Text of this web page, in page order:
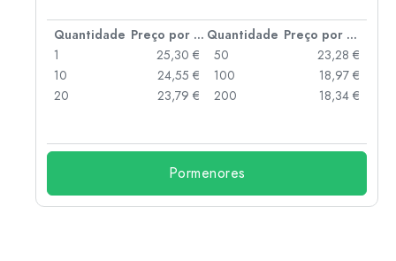
Quantidade Preço por peça Quantidade
Preço por peça
1
25,30 €
10
24,55 €
20
23,79 €
50
23,28 €
100
18,97 €
200
18,34 €
Pormenores